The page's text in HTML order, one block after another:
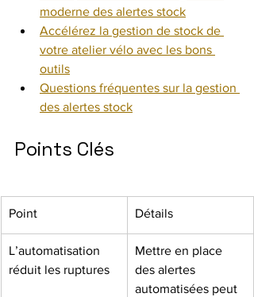
moderne des alertes stock
Accélérez la gestion de stock de
votre atelier vélo avec les bons
outils
Questions fréquentes sur la gestion
des alertes stock
Points Clés
Point Détails
L’automatisation
réduit les ruptures
Mettre en place
des alertes
automatisées peut